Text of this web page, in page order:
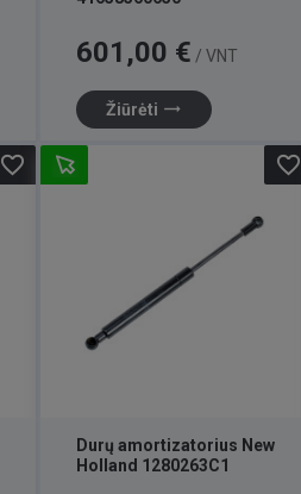
Kaina
601,00 € / VNT
Žiūrėti trending_flat
favorite_border
Durų amortizatorius New
Holland 1280263C1
favorite_border